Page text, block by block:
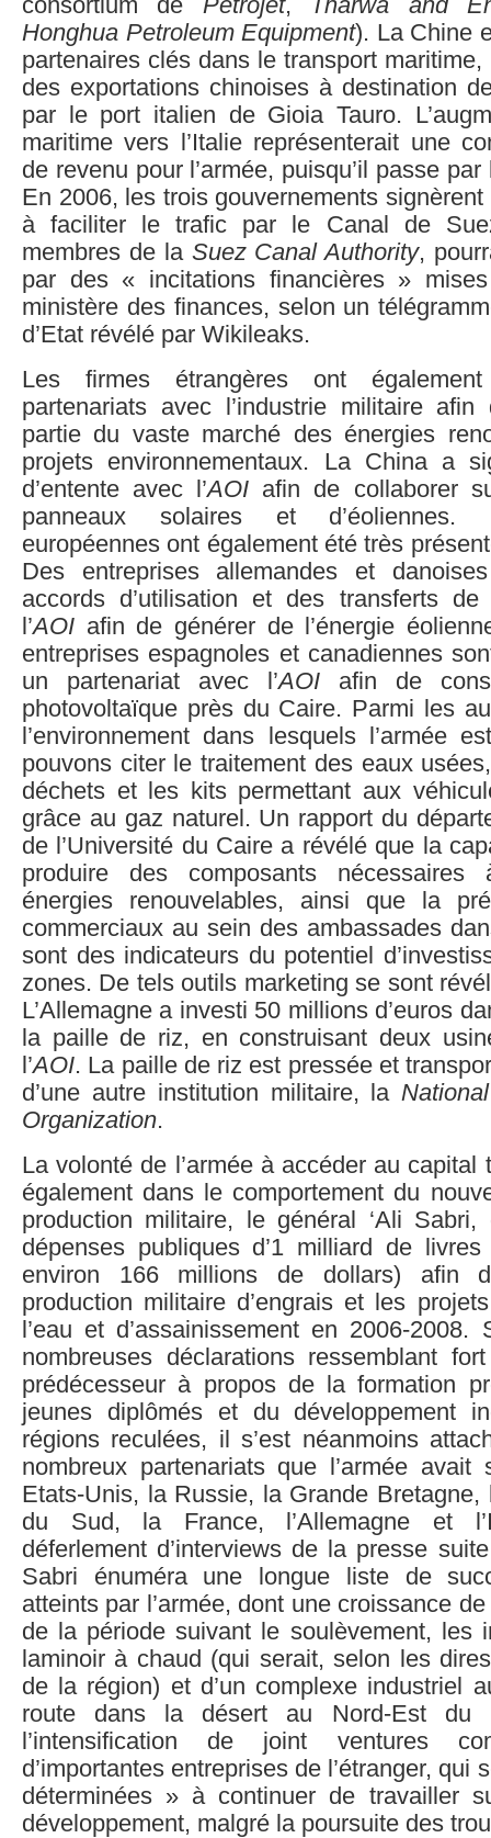
consortium de Petrojet,
Tharwa and
Honghua Petroleum Equipment). La Chine
partenaires clés dans le transport
des exportations chinoises à destination
par le port italien de Gioia Tauro.
maritime vers l’Italie représenterait une
de revenu pour l’armée, puisqu’il passe
En 2006, les trois gouvernements
à faciliter le trafic par le Canal de
membres de la Suez Canal Authority,
par des « incitations financières »
ministère des finances, selon un
d’Etat révélé par Wikileaks.
Les firmes étrangères ont
partenariats avec l’industrie militaire
partie du vaste marché des énergies
projets environnementaux. La China a
d’entente avec l’AOI afin de collaborer
panneaux solaires et d’éoliennes.
européennes ont également été très
Des entreprises allemandes et
accords d’utilisation et des transferts de
l’AOI afin de générer de l’énergie
entreprises espagnoles et canadiennes
un partenariat avec l’AOI afin de
photovoltaïque près du Caire. Parmi les
l’environnement dans lesquels l’armée
pouvons citer le traitement des eaux
déchets et les kits permettant aux
grâce au gaz naturel. Un rapport du
de l’Université du Caire a révélé que la
produire des composants nécessaires
énergies renouvelables, ainsi que la
commerciaux au sein des ambassades
sont des indicateurs du potentiel
zones. De tels outils marketing se sont
L’Allemagne a investi 50 millions d’euros
la paille de riz, en construisant deux
l’AOI. La paille de riz est pressée et
d’une autre institution militaire, la
Organization.
La volonté de l’armée à accéder au capital
également dans le comportement du
production militaire, le général ‘Ali
dépenses publiques d’1 milliard de
environ 166 millions de dollars) afin
production militaire d’engrais et les
l’eau et d’assainissement en 2006-
nombreuses déclarations ressemblant
prédécesseur à propos de la formation
jeunes diplômés et du développement
régions reculées, il s’est néanmoins
nombreux partenariats que l’armée avait
Etats-Unis, la Russie, la Grande Bretagne,
du Sud, la France, l’Allemagne et
déferlement d’interviews de la presse
Sabri énuméra une longue liste de
atteints par l’armée, dont une croissance
de la période suivant le soulèvement, les
laminoir à chaud (qui serait, selon les
de la région) et d’un complexe industriel
route dans la désert au Nord-Est du
l’intensification de joint ventures
d’importantes entreprises de l’étranger, qui
déterminées » à continuer de travailler
développement, malgré la poursuite des